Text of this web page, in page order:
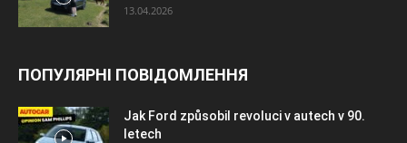
13.04.2026
ПОПУЛЯРНІ ПОВІДОМЛЕННЯ
Jak Ford způsobil revoluci v autech v 90.
letech